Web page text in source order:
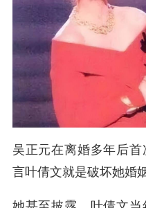
吴正元在离婚多年后
言叶倩文就是破坏她婚姻